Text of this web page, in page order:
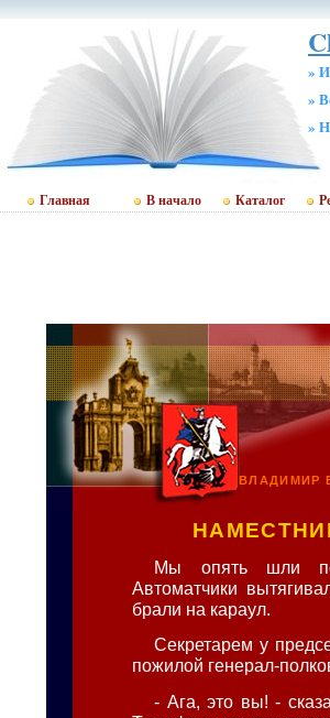
»
»
»
Главная В начало Каталог
ВЛАДИМИР
Мы опять шли
Автоматчики
брали на караул.
Секретарем у
пожилой генерал-
- Ага, это вы! -